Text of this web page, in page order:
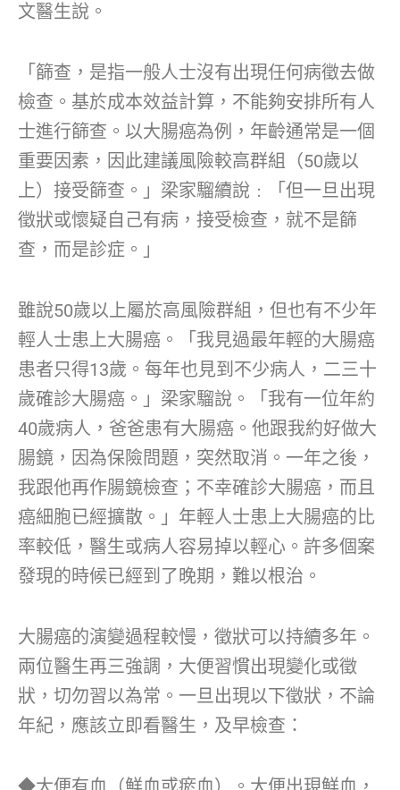
文醫生說。
「篩查，是指一般人士沒有出現任何病徵去做
檢查。基於成本效益計算，不能夠安排所有人
士進行篩查。以大腸癌為例，年齡通常是一個
重要因素，因此建議風險較高群組（50歲以
上）接受篩查。」梁家騮續說﹕「但一旦出現
徵狀或懷疑自己有病，接受檢查，就不是篩
查，而是診症。」
雖說50歲以上屬於高風險群組，但也有不少年
輕人士患上大腸癌。「我見過最年輕的大腸癌
患者只得13歲。每年也見到不少病人，二三十
歲確診大腸癌。」梁家騮說。「我有一位年約
40歲病人，爸爸患有大腸癌。他跟我約好做大
腸鏡，因為保險問題，突然取消。一年之後，
我跟他再作腸鏡檢查；不幸確診大腸癌，而且
癌細胞已經擴散。」年輕人士患上大腸癌的比
率較低，醫生或病人容易掉以輕心。許多個案
發現的時候已經到了晚期，難以根治。
大腸癌的演變過程較慢，徵狀可以持續多年。
兩位醫生再三強調，大便習慣出現變化或徵
狀，切勿習以為常。一旦出現以下徵狀，不論
年紀，應該立即看醫生，及早檢查：